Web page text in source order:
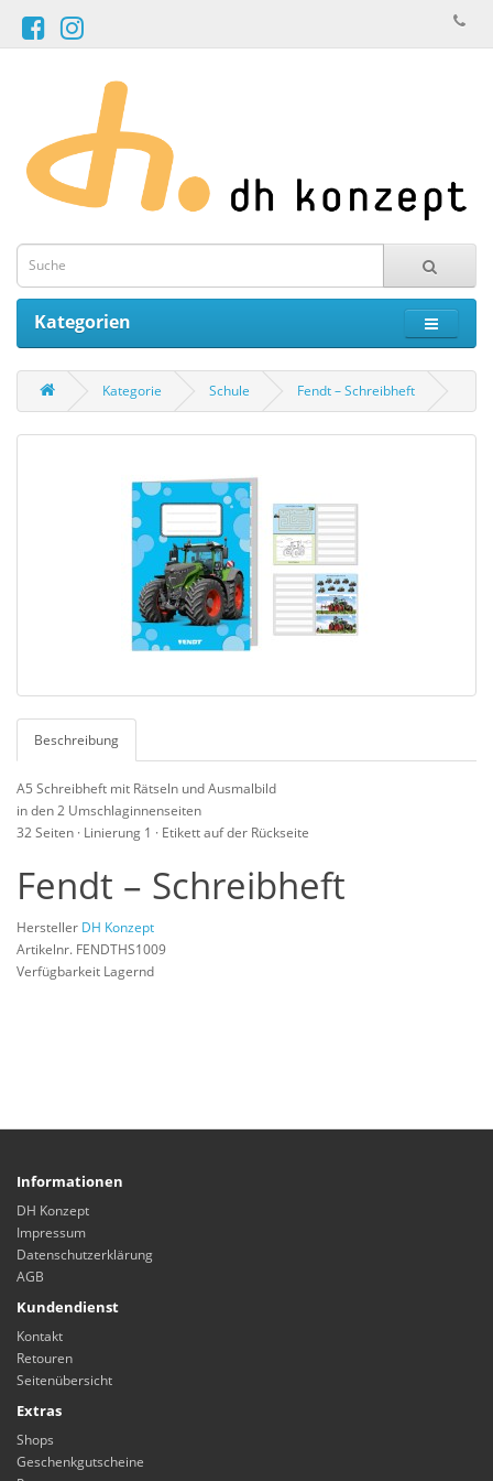
Kategorien
Kategorie Schule Fendt – Schreibheft
Beschreibung
A5 Schreibheft mit Rätseln und Ausmalbild
in den 2 Umschlaginnenseiten
32 Seiten · Linierung 1 · Etikett auf der Rückseite
Fendt – Schreibheft
Hersteller DH Konzept
Artikelnr. FENDTHS1009
Verfügbarkeit Lagernd
Informationen
DH Konzept
Impressum
Datenschutzerklärung
AGB
Kundendienst
Kontakt
Retouren
Seitenübersicht
Extras
Shops
Geschenkgutscheine